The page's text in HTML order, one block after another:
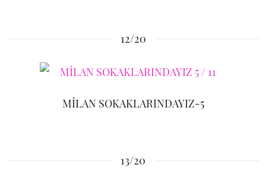
12/20
MİLAN SOKAKLARINDAYIZ-5
13/20